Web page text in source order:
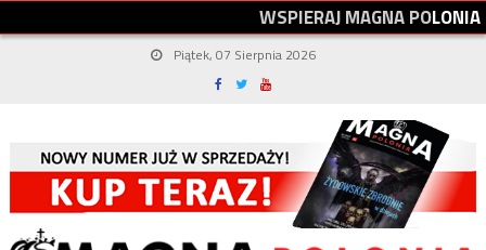
WSPIERAJMAGNAPOLONIA
Piątek, 07 Sierpnia 2026